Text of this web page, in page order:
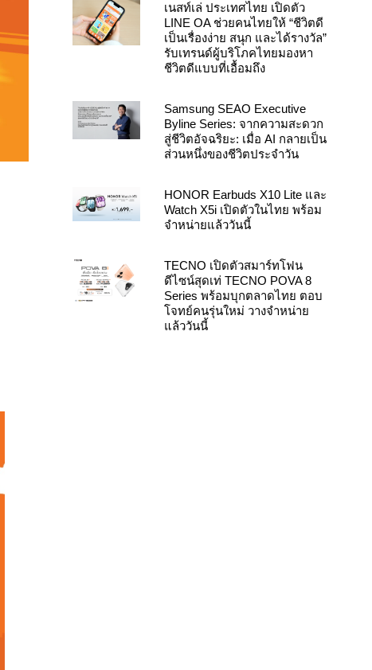
เนสท์เล่ ประเทศไทย เปิดตัว
LINE OA ช่วยคนไทยให้ “ชีวิตดี
เป็นเรื่องง่าย สนุก และได้รางวัล”
รับเทรนด์ผู้บริโภคไทยมองหา
ชีวิตดีแบบที่เอื้อมถึง
Samsung SEAO Executive
Byline Series: จากความสะดวก
สู่ชีวิตอัจฉริยะ: เมื่อ AI กลายเป็น
ส่วนหนึ่งของชีวิตประจำวัน
HONOR Earbuds X10 Lite และ
Watch X5i เปิดตัวในไทย พร้อม
จำหน่ายแล้ววันนี้
TECNO เปิดตัวสมาร์ทโฟน
ดีไซน์สุดเท่ TECNO POVA 8
Series พร้อมบุกตลาดไทย ตอบ
โจทย์คนรุ่นใหม่ วางจำหน่าย
แล้ววันนี้